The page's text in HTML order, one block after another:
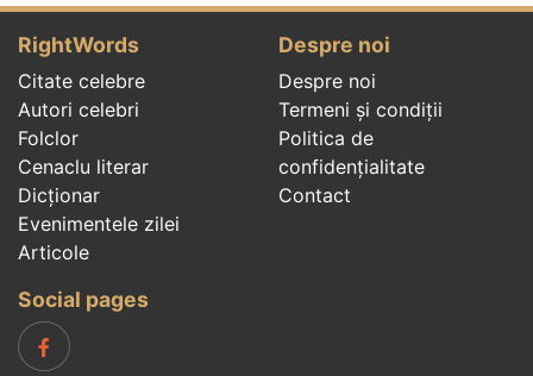
RightWords
Citate celebre
Autori celebri
Folclor
Cenaclu literar
Dicționar
Evenimentele zilei
Articole
Despre noi
Despre noi
Termeni și condiții
Politica de
confidenţialitate
Contact
Social pages